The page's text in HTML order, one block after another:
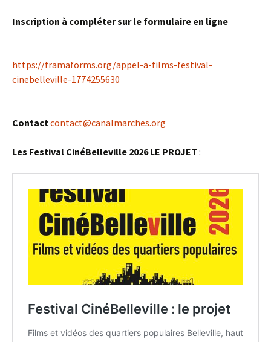
Inscription à compléter sur le formulaire en ligne
https://framaforms.org/appel-a-films-festival-
cinebelleville-1774255630
Contact contact@canalmarches.org
Les Festival CinéBelleville 2026 LE PROJET :